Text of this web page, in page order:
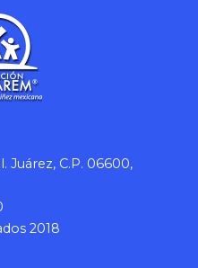
Juárez, C.P. 06600,
2018